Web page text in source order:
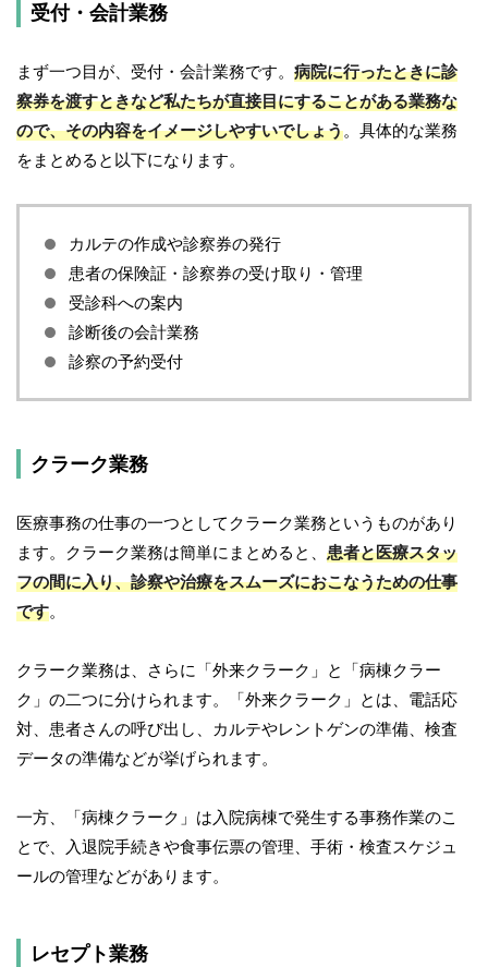
受付・会計業務
まず一つ目が、受付・会計業務です。 病院に行ったときに診
察券を渡すときなど私たちが直接目にすることがある業務な
ので、その内容をイメージしやすいでしょう。具体的な業務
をまとめると以下になります。
カルテの作成や診察券の発行
患者の保険証・診察券の受け取り・管理
受診科への案内
診断後の会計業務
診察の予約受付
クラーク業務
医療事務の仕事の一つとしてクラーク業務というものがあり
ます。クラーク業務は簡単にまとめると、 患者と医療スタッ
フの間に入り、診察や治療をスムーズにおこなうための仕事
です。
クラーク業務は、さらに「外来クラーク」と「病棟クラー
ク」の二つに分けられます。「外来クラーク」とは、電話応
対、患者さんの呼び出し、カルテやレントゲンの準備、検査
データの準備などが挙げられます。
一方、「病棟クラーク」は入院病棟で発生する事務作業のこ
とで、入退院手続きや食事伝票の管理、手術・検査スケジュ
ールの管理などがあります。
レセプト業務